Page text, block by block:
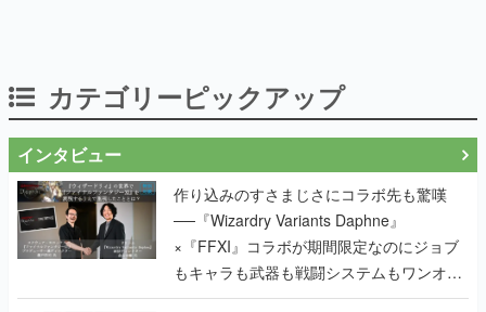
カテゴリーピックアップ
インタビュー
作り込みのすさまじさにコラボ先も驚嘆
──『Wizardry Variants Daphne』
×『FFXI』コラボが期間限定なのにジョブ
もキャラも武器も戦闘システムもワンオフ
で作り込まれた理由を両ディレクターに聞